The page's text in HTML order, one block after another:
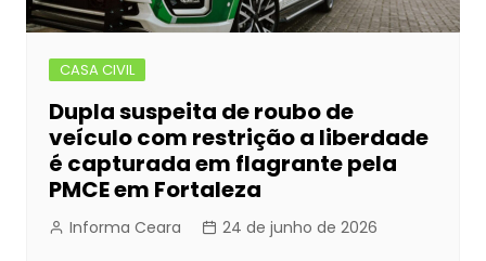
CASA CIVIL
Dupla suspeita de roubo de
veículo com restrição a liberdade
é capturada em flagrante pela
PMCE em Fortaleza
Informa Ceara 24 de junho de 2026